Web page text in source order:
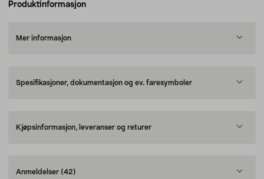
Produktinformasjon
Mer informasjon
Spesifikasjoner, dokumentasjon og ev. faresymboler
Kjøpsinformasjon, leveranser og returer
Anmeldelser (42)